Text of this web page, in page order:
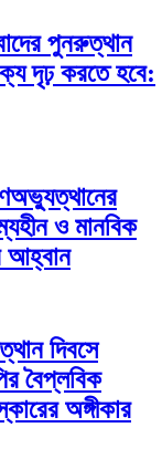
পুনরুত্থান
দৃঢ় করতে হবে:
ও মানবিক
আহ্বান
দিবসে
বৈপ্লবিক
অঙ্গীকার